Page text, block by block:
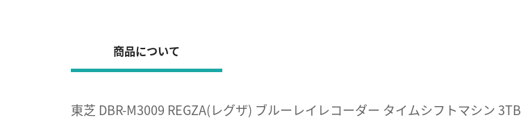
商品について
東芝 DBR-M3009 REGZA(レグザ) ブルーレイレコーダー タイムシフトマシン 3TB